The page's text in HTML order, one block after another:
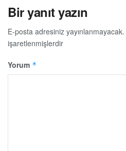
Bir yanıt yazın
E-posta adresiniz yayınlanmayacak.
işaretlenmişlerdir
Yorum *